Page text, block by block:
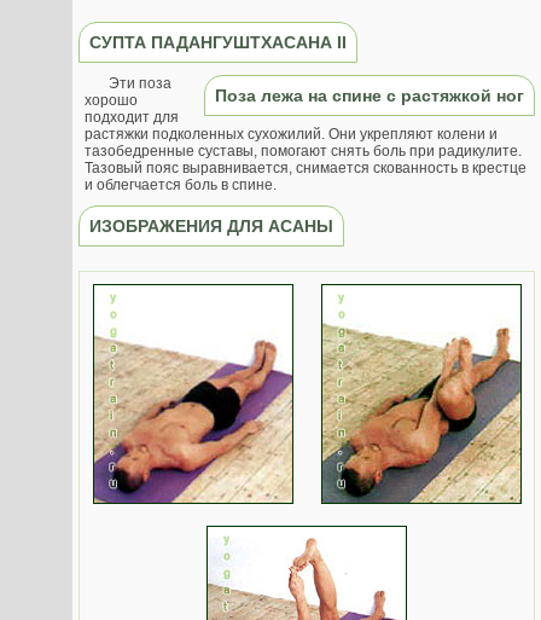
СУПТА ПАДАНГУШТХАСАНА II
Поза лежа на спине с растяжкой ног
Эти поза
хорошо
подходит для
растяжки подколенных сухожилий. Они укрепляют колени и
тазобедренные суставы, помогают снять боль при радикулите.
Тазовый пояс выравнивается, снимается скованность в крестце
и облегчается боль в спине.
ИЗОБРАЖЕНИЯ ДЛЯ АСАНЫ